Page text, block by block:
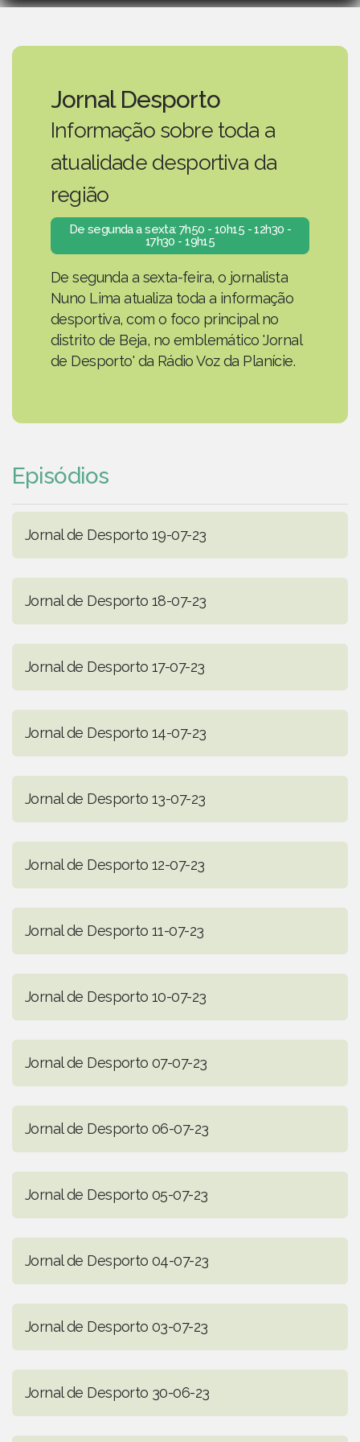
Jornal Desporto
Informação sobre toda a
atualidade desportiva da
região
De segunda a sexta: 7h50 - 10h15 - 12h30 -
17h30 - 19h15
De segunda a sexta-feira, o jornalista
Nuno Lima atualiza toda a informação
desportiva, com o foco principal no
distrito de Beja, no emblemático 'Jornal
de Desporto' da Rádio Voz da Planície.
Episódios
Jornal de Desporto 19-07-23
Jornal de Desporto 18-07-23
Jornal de Desporto 17-07-23
Jornal de Desporto 14-07-23
Jornal de Desporto 13-07-23
Jornal de Desporto 12-07-23
Jornal de Desporto 11-07-23
Jornal de Desporto 10-07-23
Jornal de Desporto 07-07-23
Jornal de Desporto 06-07-23
Jornal de Desporto 05-07-23
Jornal de Desporto 04-07-23
Jornal de Desporto 03-07-23
Jornal de Desporto 30-06-23